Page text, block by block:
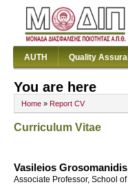
AUTH Quality
You are here
Home » Report CV
Curriculum Vitae
Vasileios Grosomanidis
Associate Professor, School